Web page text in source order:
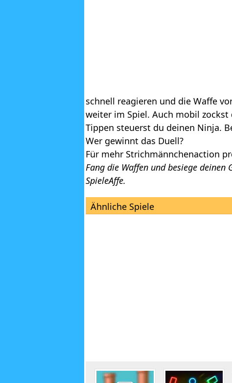
schnell reagieren und die Waffe
weiter im Spiel. Auch mobil
Tippen steuerst du deinen Ninja.
Wer gewinnt das Duell?
Für mehr Strichmännchenaction
Fang die Waffen und besiege
SpieleAffe.
Ähnliche Spiele